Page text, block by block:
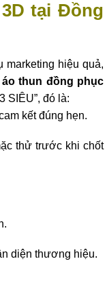
tại Đồng
marketing hiệu quả,
thun đồng phục
SIÊU”, đó là:
kết đúng hẹn.
thử trước khi chốt
diện thương hiệu.